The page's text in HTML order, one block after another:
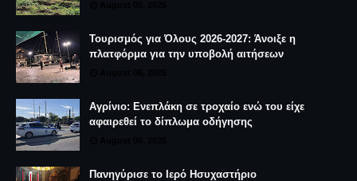
Τουρισμός για Όλους 2026-2027: Άνοιξε η
πλατφόρμα για την υποβολή αιτήσεων
Αγρίνιο: Ενεπλάκη σε τροχαίο ενώ του είχε
αφαιρεθεί το δίπλωμα οδήγησης
Πανηγύρισε το Ιερό Ησυχαστήριο